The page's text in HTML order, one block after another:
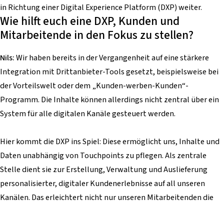
in Richtung einer Digital Experience Platform (DXP) weiter.
Wie hilft euch eine DXP, Kunden und
Mitarbeitende in den Fokus zu stellen?
Nils:Wir haben bereits in der Vergangenheit auf eine stärkere
Integration mit Drittanbieter-Tools gesetzt, beispielsweise bei
der Vorteilswelt oder dem „Kunden-werben-Kunden“-
Programm. Die Inhalte können allerdings nicht zentral über ein
System für alle digitalen Kanäle gesteuert werden.
Hier kommt die DXP ins Spiel: Diese ermöglicht uns, Inhalte und
Daten unabhängig von Touchpoints zu pflegen. Als zentrale
Stelle dient sie zur Erstellung, Verwaltung und Auslieferung
personalisierter, digitaler Kundenerlebnisse auf all unseren
Kanälen. Das erleichtert nicht nur unseren Mitarbeitenden die